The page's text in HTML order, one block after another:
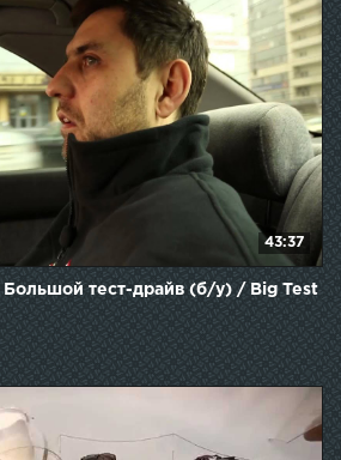
43:37
Большой тест-драйв (б/у) / Big Test